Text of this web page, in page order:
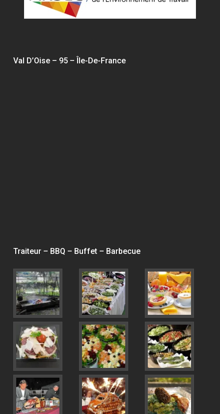
Val D’Oise – 95 – Île-De-France
Traiteur – BBQ – Buffet – Barbecue